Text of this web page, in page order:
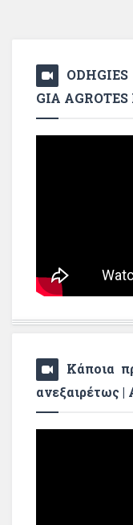
GIA
Κάποια
ανεξαιρέτως |